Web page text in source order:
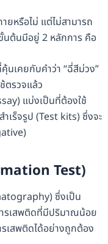
ยหรือไม่ แต่ไม่สามารถ
นต้นมีอยู่ 2 หลักการ คือ
นเคยกับคำว่า “ฉี่สีม่วง”
ตรวจแล้ว
แบ่งเป็นที่ต้องใช้
ำเร็จรูป (Test kits) ซึ่งจะ
Test)
ซึ่งเป็น
รเสพติดที่มีปริมาณน้อย
รเสพติดได้อย่างถูกต้อง